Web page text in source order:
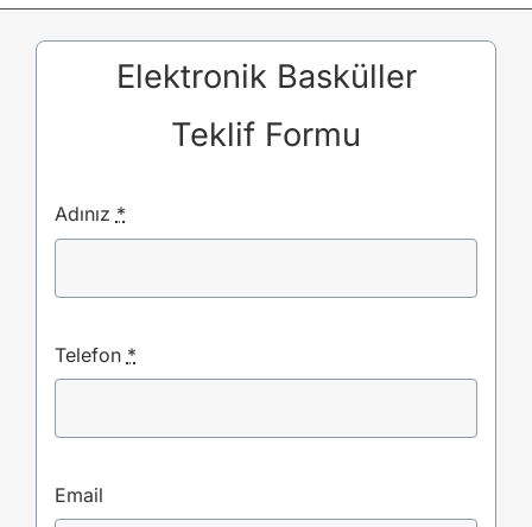
Elektronik Basküller
Teklif Formu
Adınız *
Telefon *
Email